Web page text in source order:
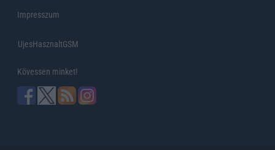
Impresszum
UjesHasznaltGSM
Kövessen minket!